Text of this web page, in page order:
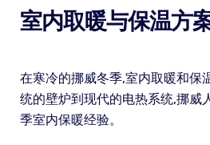
室内取暖与保温方
在寒冷的挪威冬季,室内取暖和保
统的壁炉到现代的电热系统,挪威
季室内保暖经验。